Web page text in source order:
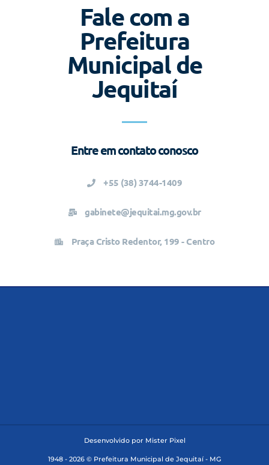
Fale com a
Prefeitura
Municipal de
Jequitaí
Entre em contato conosco
+55 (38) 3744-1409
gabinete@jequitai.mg.gov.br
Praça Cristo Redentor, 199 - Centro
Desenvolvido por Mister Pixel
1948 - 2026 © Prefeitura Municipal de Jequitaí - MG